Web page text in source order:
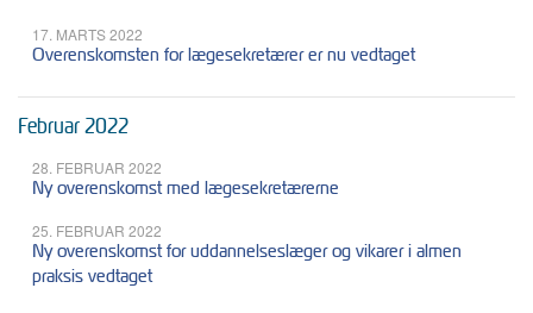
17. MARTS 2022
Overenskomsten for lægesekretærer er nu vedtaget
Februar 2022
28. FEBRUAR 2022
Ny overenskomst med lægesekretærerne
25. FEBRUAR 2022
Ny overenskomst for uddannelseslæger og vikarer i almen
praksis vedtaget